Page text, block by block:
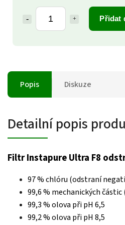
Přidat
Popis Diskuze
Detailní popis
Filtr Instapure Ultra F8
97 % chlóru (odstraní
99,6 % mechanických
99,3 % olova při pH 6,5
99,2 % olova při pH 8,5